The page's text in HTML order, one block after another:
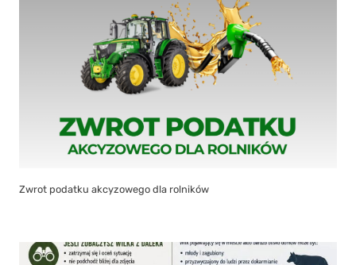
Zwrot podatku akcyzowego dla rolników